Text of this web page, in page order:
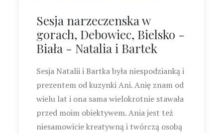
Sesja narzeczenska w
gorach, Debowiec, Bielsko -
Biała - Natalia i Bartek
Sesja Natalii i Bartka była niespodzianką i
prezentem od kuzynki Ani. Anię znam od
wielu lat i ona sama wielokrotnie stawała
przed moim obiektywem. Ania jest też
niesamowicie kreatywną i twórczą osobą